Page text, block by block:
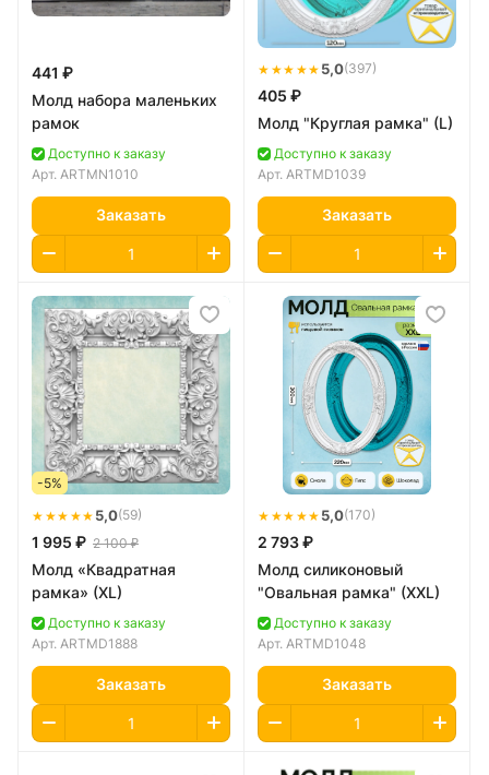
441 ₽
Молд набора маленьких
рамок
Доступно к заказу
Арт. ARTMN1010
Заказать
★★★★★ 5,0(397)
405 ₽
Молд "Круглая рамка" (L)
Доступно к заказу
Арт. ARTMD1039
Заказать
-5%
★★★★★ 5,0(59)
1 995 ₽ 2 100 ₽
Молд «Квадратная
рамка» (XL)
Доступно к заказу
Арт. ARTMD1888
Заказать
★★★★★ 5,0(170)
2 793 ₽
Молд силиконовый
"Овальная рамка" (XXL)
Доступно к заказу
Арт. ARTMD1048
Заказать